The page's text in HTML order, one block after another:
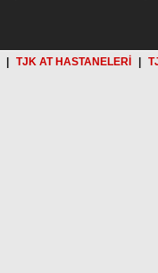
TJK AT HASTANELERİ